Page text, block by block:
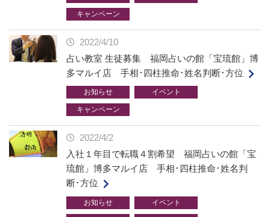
キャンペーン
2022/4/10
占い教室 生徒募集 福岡占いの館「宝琉館」博
多マルイ店 手相･四柱推命･姓名判断･方位
お知らせ イベント
キャンペーン
2022/4/2
入社１年目で転職４割希望 福岡占いの館「宝
琉館」博多マルイ店 手相･四柱推命･姓名判
断･方位
お知らせ イベント